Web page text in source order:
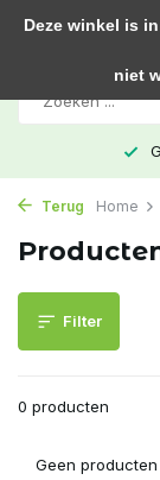
Terug Home
Filter
0 producten
Geen producten
Deze winkel is in
niet